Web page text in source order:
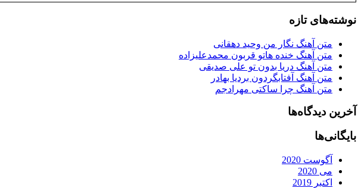
نوشته‌های تازه
متن آهنگ نگار من وحید دهقانی
متن آهنگ خنده هاتو قربون محمدعلیزاده
متن آهنگ دریا بدون تو علی صدیقی
متن آهنگ آفتابگردون بردیا بهادر
متن آهنگ چرا ساکتی مهرادجم
آخرین دیدگاه‌ها
بایگانی‌ها
آگوست 2020
می 2020
اکتبر 2019